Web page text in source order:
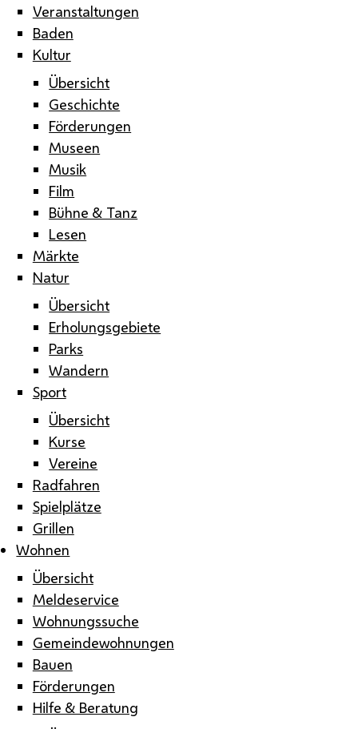
Veranstaltungen
Baden
Kultur
Übersicht
Geschichte
Förderungen
Museen
Musik
Film
Bühne & Tanz
Lesen
Märkte
Natur
Übersicht
Erholungsgebiete
Parks
Wandern
Sport
Übersicht
Kurse
Vereine
Radfahren
Spielplätze
Grillen
Wohnen
Übersicht
Meldeservice
Wohnungssuche
Gemeindewohnungen
Bauen
Förderungen
Hilfe & Beratung